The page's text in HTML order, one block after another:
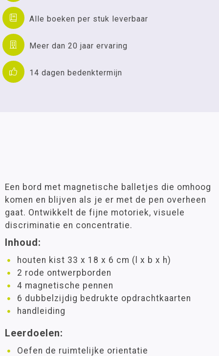
Alle boeken per stuk leverbaar
Meer dan 20 jaar ervaring
14 dagen bedenktermijn
Een bord met magnetische balletjes die omhoog
komen en blijven als je er met de pen overheen
gaat. Ontwikkelt de fijne motoriek, visuele
discriminatie en concentratie.
Inhoud:
houten kist 33 x 18 x 6 cm (l x b x h)
2 rode ontwerpborden
4 magnetische pennen
6 dubbelzijdig bedrukte opdrachtkaarten
handleiding
Leerdoelen:
Oefen de ruimtelijke orientatie